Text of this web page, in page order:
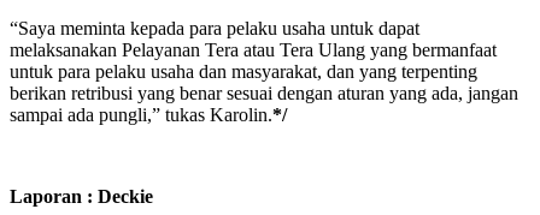
“Saya meminta kepada para pelaku usaha untuk dapat
melaksanakan Pelayanan Tera atau Tera Ulang yang bermanfaat
untuk para pelaku usaha dan masyarakat, dan yang terpenting
berikan retribusi yang benar sesuai dengan aturan yang ada, jangan
sampai ada pungli,” tukas Karolin.*/
Laporan : Deckie